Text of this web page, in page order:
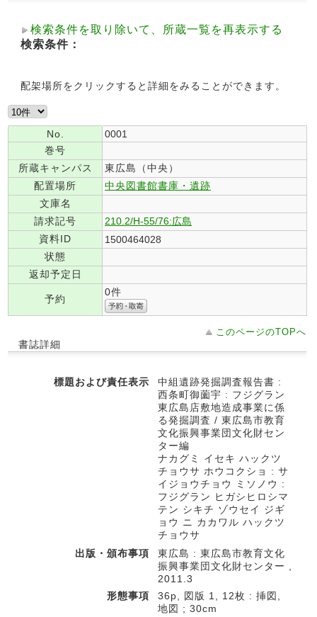
検索条件を取り除いて、所蔵一覧を再表示する
検索条件：
配架場所をクリックすると詳細をみることができます。
No.
0001
巻号
所蔵キャンパス
東広島（中央）
配置場所
中央図書館書庫・遺跡
文庫名
請求記号
210.2/H-55/76:広島
資料ID
1500464028
状態
返却予定日
予約
0件
このページのTOPへ
書誌詳細
標題および責任表示
中組遺跡発掘調査報告書 :
西条町御薗宇 : フジグラン
東広島店敷地造成事業に係
る発掘調査 / 東広島市教育
文化振興事業団文化財セン
ター編
ナカグミ イセキ ハックツ
チョウサ ホウコクショ : サ
イジョウチョウ ミソノウ :
フジグラン ヒガシヒロシマ
テン シキチ ゾウセイ ジギ
ョウ ニ カカワル ハックツ
チョウサ
出版・頒布事項
東広島 : 東広島市教育文化
振興事業団文化財センター ,
2011.3
形態事項
36p, 図版 1, 12枚 : 挿図,
地図 ; 30cm